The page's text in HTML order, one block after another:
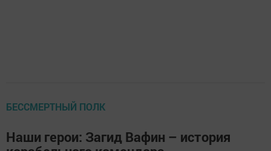
БЕССМЕРТНЫЙ ПОЛК
Наши герои: Загид Вафин – история